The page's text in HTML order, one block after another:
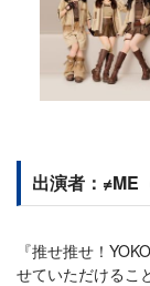
出演者：≠ME
『推せ推せ！
せていただけるこ